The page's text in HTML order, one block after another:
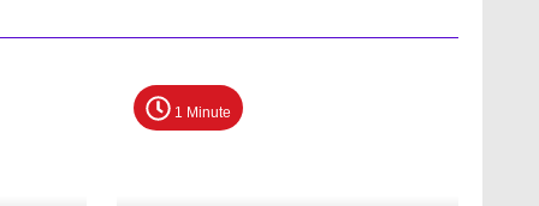
1 Minute